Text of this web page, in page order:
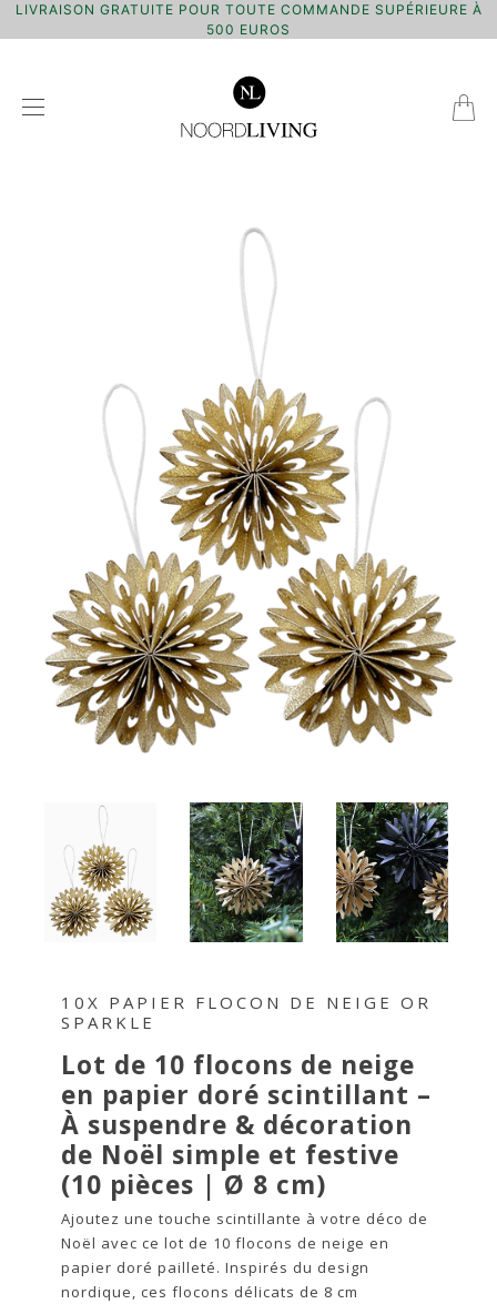
LIVRAISON GRATUITE POUR TOUTE COMMANDE SUPÉRIEURE À
500 EUROS
10X PAPIER FLOCON DE NEIGE OR
SPARKLE
Lot de 10 flocons de neige
en papier doré scintillant –
À suspendre & décoration
de Noël simple et festive
(10 pièces | Ø 8 cm)
Ajoutez une touche scintillante à votre déco de
Noël avec ce lot de 10 flocons de neige en
papier doré pailleté. Inspirés du design
nordique, ces flocons délicats de 8 cm